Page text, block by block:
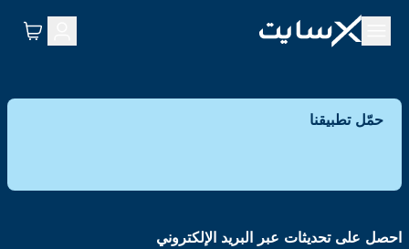
حمّل تطبيقنا
احصل على تحديثات عبر البريد الإلكتروني